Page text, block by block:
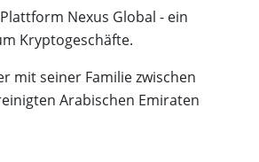
Nexus Global - ein
Kryptogeschäfte.
mit seiner Familie zwischen
Arabischen Emiraten